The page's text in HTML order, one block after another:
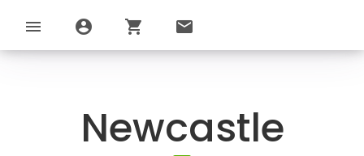
menu account_circle shopping_cart email
Newcastle